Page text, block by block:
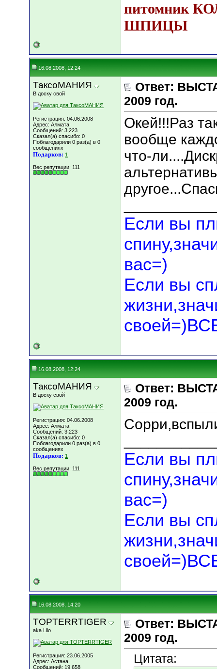
питомник
ШПИЦЫ
16.08.2008, 12:24
ТаксоМАНИЯ
В доску свой
Регистрация: 04.06.2008
Адрес: Алмата!
Сообщений: 3,223
Сказал(а) спасибо: 0
Поблагодарили 0 раз(а) в 0
сообщениях
Подарков: 1
Вес репутации: 111
Ответ:
2009 год.
Окей!!!Раз
вообще
что-
Если вы
вас=)
Если вы
16.08.2008, 12:24
ТаксоМАНИЯ
В доску свой
Регистрация: 04.06.2008
Адрес: Алмата!
Сообщений: 3,223
Сказал(а) спасибо: 0
Поблагодарили 0 раз(а) в 0
сообщениях
Подарков: 1
Вес репутации: 111
Ответ:
2009 год.
Если вы
вас=)
Если вы
16.08.2008, 14:20
TOPTERRTIGER
aka Lilo
Регистрация: 23.06.2005
Адрес: Астана
Сообщений: 19,658
Ответ:
2009 год.
Цитата: